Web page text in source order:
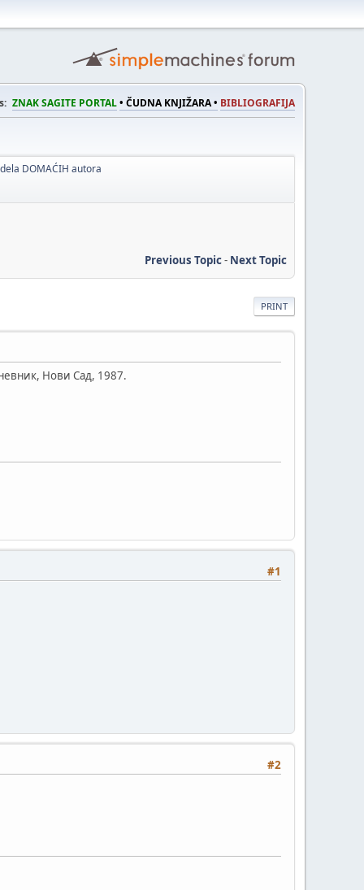
ZNAK SAGITE PORTAL• ČUDNA KNJIŽARA • BIBLIOGRAFIJA
DOMAĆIH autora
Previous Topic- Next Topic
PRINT
Нови Сад, 1987.
#1
#2